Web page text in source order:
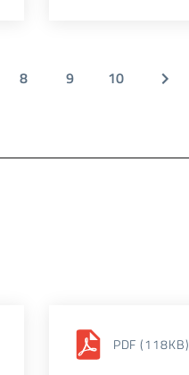
8 9 10
PDF (118KB)